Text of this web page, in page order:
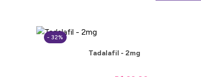
- 32%
Tadalafil - 2mg